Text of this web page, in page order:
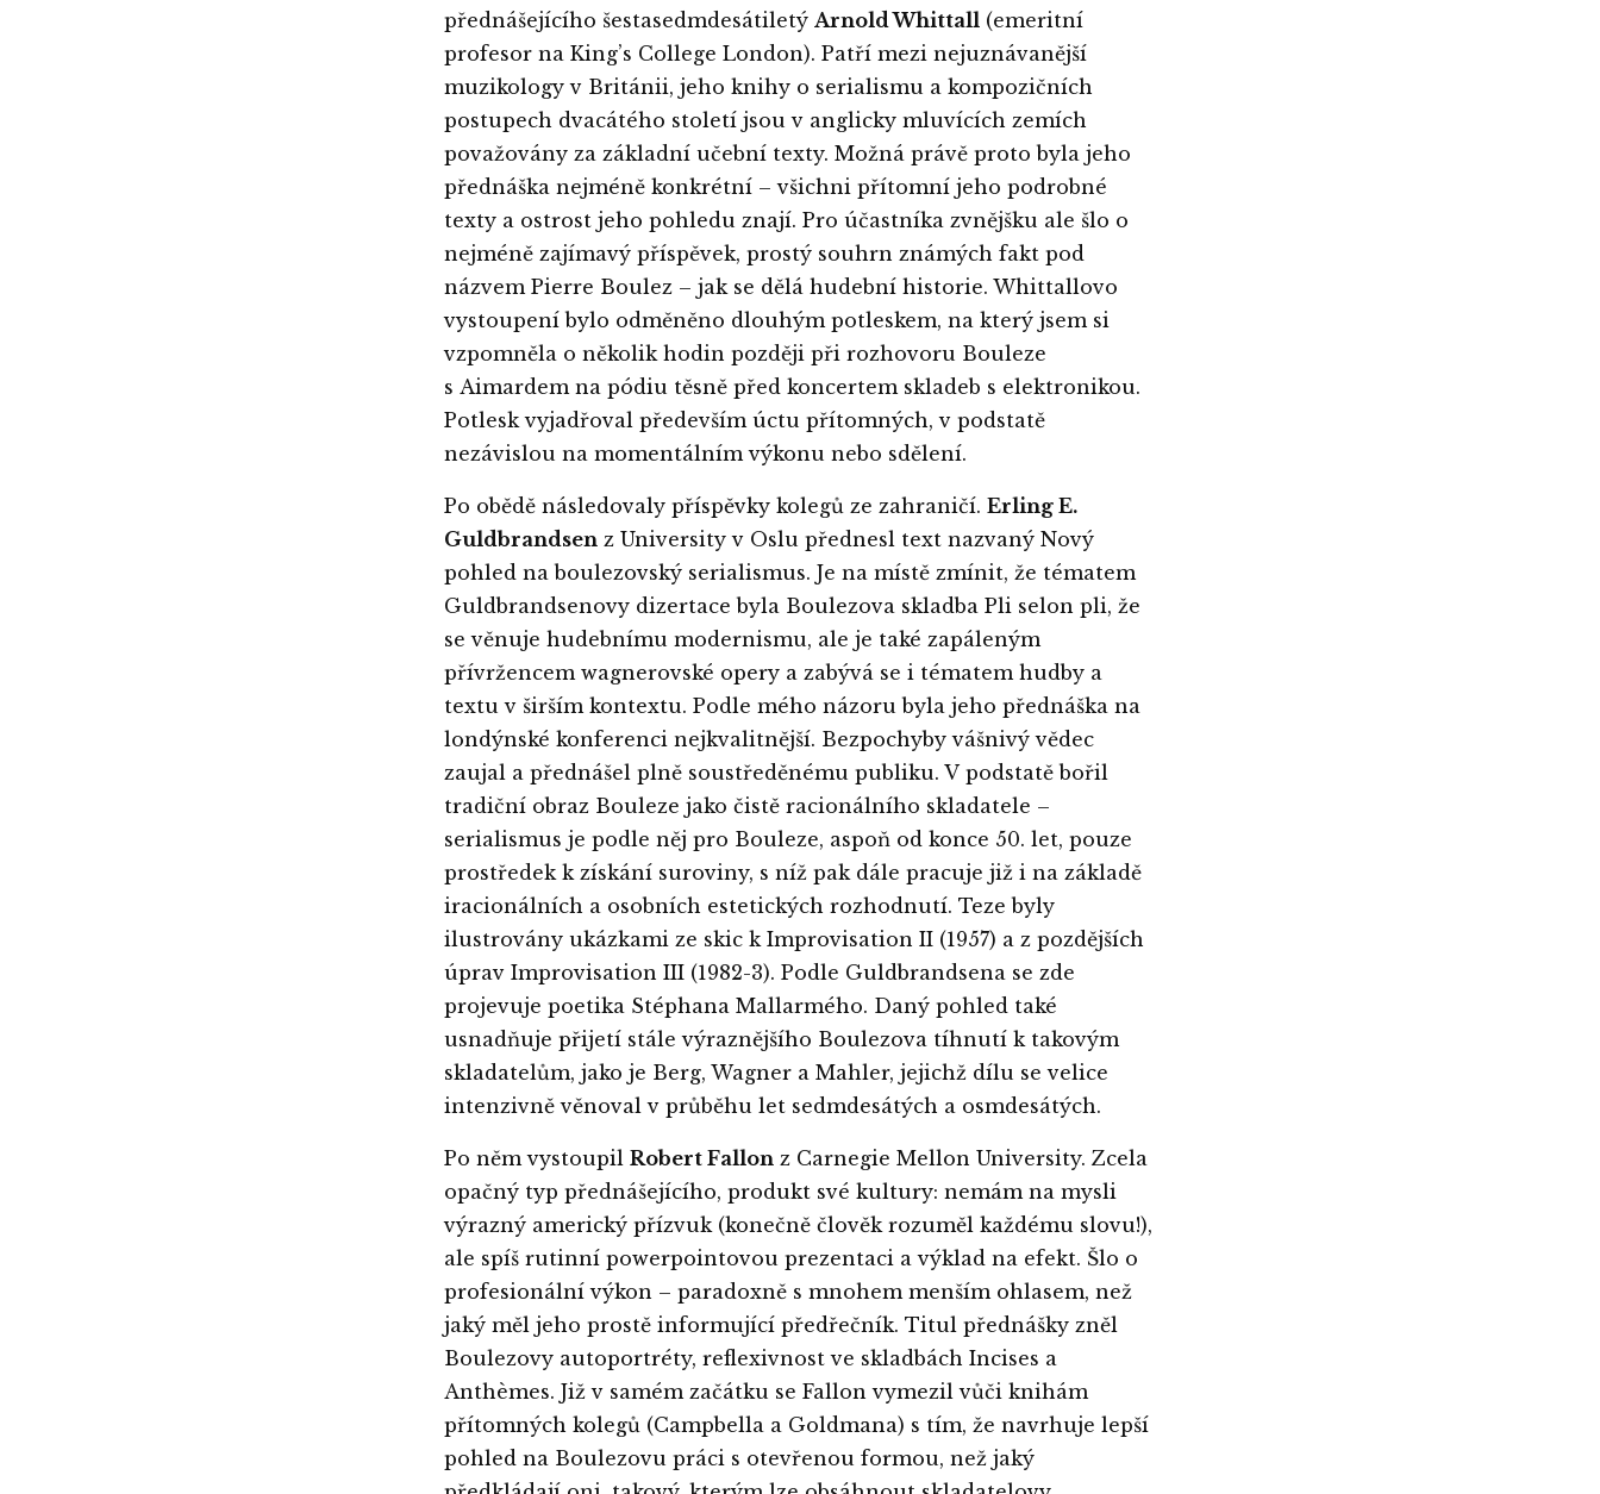
přednášejícího šestasedmdesátiletý Arnold Whittall (emeritní
profesor na King’s College London). Patří mezi nejuznávanější
muzikology v Británii, jeho knihy o serialismu a kompozičních
postupech dvacátého století jsou v anglicky mluvících zemích
považovány za základní učební texty. Možná právě proto byla jeho
přednáška nejméně konkrétní – všichni přítomní jeho podrobné
texty a ostrost jeho pohledu znají. Pro účastníka zvnějšku ale šlo o
nejméně zajímavý příspěvek, prostý souhrn známých fakt pod
názvem Pierre Boulez – jak se dělá hudební historie. Whittallovo
vystoupení bylo odměněno dlouhým potleskem, na který jsem si
vzpomněla o několik hodin později při rozhovoru Bouleze
s Aimardem na pódiu těsně před koncertem skladeb s elektronikou.
Potlesk vyjadřoval především úctu přítomných, v podstatě
nezávislou na momentálním výkonu nebo sdělení.
Po obědě následovaly příspěvky kolegů ze zahraničí. Erling E.
Guldbrandsen z University v Oslu přednesl text nazvaný Nový
pohled na boulezovský serialismus. Je na místě zmínit, že tématem
Guldbrandsenovy dizertace byla Boulezova skladba Pli selon pli, že
se věnuje hudebnímu modernismu, ale je také zapáleným
přívržencem wagnerovské opery a zabývá se i tématem hudby a
textu v širším kontextu. Podle mého názoru byla jeho přednáška na
londýnské konferenci nejkvalitnější. Bezpochyby vášnivý vědec
zaujal a přednášel plně soustředěnému publiku. V podstatě bořil
tradiční obraz Bouleze jako čistě racionálního skladatele –
serialismus je podle něj pro Bouleze, aspoň od konce 50. let, pouze
prostředek k získání suroviny, s níž pak dále pracuje již i na základě
iracionálních a osobních estetických rozhodnutí. Teze byly
ilustrovány ukázkami ze skic k Improvisation II (1957) a z pozdějších
úprav Improvisation III (1982-3). Podle Guldbrandsena se zde
projevuje poetika Stéphana Mallarmého. Daný pohled také
usnadňuje přijetí stále výraznějšího Boulezova tíhnutí k takovým
skladatelům, jako je Berg, Wagner a Mahler, jejichž dílu se velice
intenzivně věnoval v průběhu let sedmdesátých a osmdesátých.
Po něm vystoupil Robert Fallon z Carnegie Mellon University. Zcela
opačný typ přednášejícího, produkt své kultury: nemám na mysli
výrazný americký přízvuk (konečně člověk rozuměl každému slovu!),
ale spíš rutinní powerpointovou prezentaci a výklad na efekt. Šlo o
profesionální výkon – paradoxně s mnohem menším ohlasem, než
jaký měl jeho prostě informující předřečník. Titul přednášky zněl
Boulezovy autoportréty, reflexivnost ve skladbách Incises a
Anthèmes. Již v samém začátku se Fallon vymezil vůči knihám
přítomných kolegů (Campbella a Goldmana) s tím, že navrhuje lepší
pohled na Boulezovu práci s otevřenou formou, než jaký